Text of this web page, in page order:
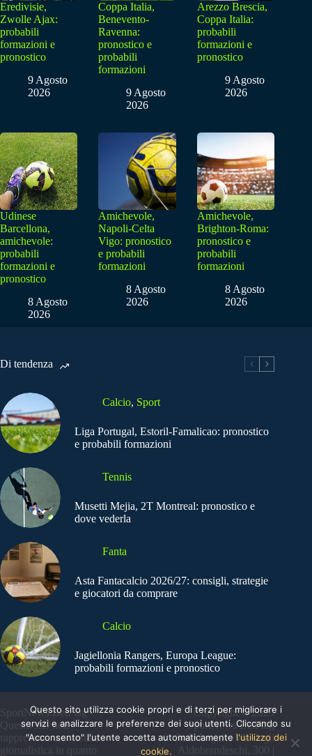
Eredivisie,
Zwolle Ajax:
probabili
formazioni e
pronostico
9 Agosto
2026
Coppa Italia,
Benevento-
Ravenna:
pronostico e
probabili
formazioni
9 Agosto
2026
Arezzo Brescia,
Coppa Italia:
probabili
formazioni e
pronostico
9 Agosto
2026
Udinese
Barcellona,
amichevole:
probabili
formazioni e
pronostico
8 Agosto
2026
Amichevole,
Napoli-Celta
Vigo: pronostico
e probabili
formazioni
8 Agosto
2026
Amichevole,
Brighton-Roma:
pronostico e
probabili
formazioni
8 Agosto
2026
Di tendenza
Calcio, Sport
Liga Portugal, Estoril-Famalicao: pronostico
e probabili formazioni
Tennis
Musetti Mejia, 2T Montreal: pronostico e
dove vederla
Fanta
Asta Fantacalcio 2026/27: consigli, strategie
e giocatori da comprare
Calcio
Jagiellonia Rangers, Europa League:
probabili formazioni e pronostico
SportNews.BetFlag -
Questo sito non
rappresenta una testata
giornalistica in quanto
Copyright © 2025
SportNews BetFlag
Sede Legale: Via degli
Aldobrandeschi, 300 |
Questo sito utilizza cookie propri e di terzi per migliorare i
servizi e analizzare le preferenze dei suoi utenti. Cliccando su
"Acconsento" l'utente accetta automaticamente l'utilizzo dei
cookie.